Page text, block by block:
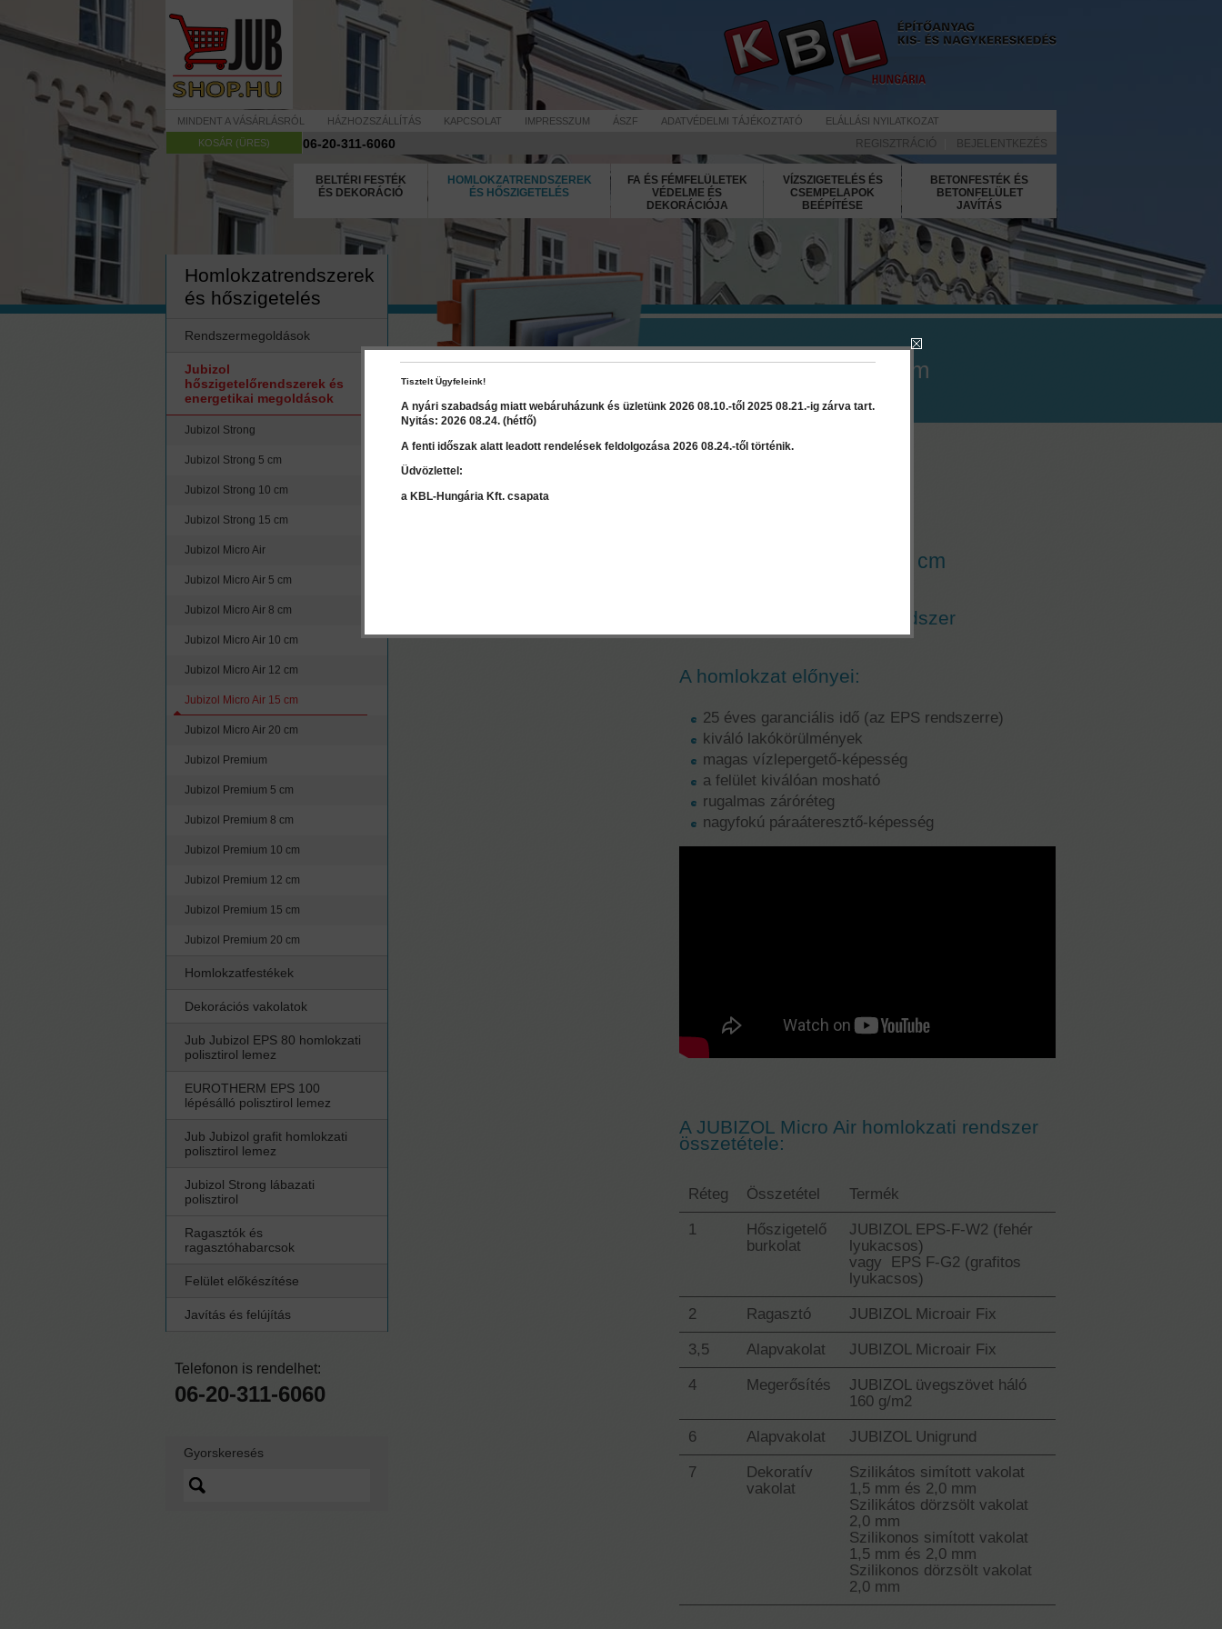
MINDENT A VÁSÁRLÁSRÓL HÁZHOZSZÁLLÍTÁS KAPCSOLAT IMPRESSZUM ÁSZF ADATVÉDELMI TÁJÉKOZTATÓ
ELÁLLÁSI NYILATKOZAT
KOSÁR (ÜRES)
06-20-311-6060 REGISZTRÁCIÓ BEJELENTKEZÉS
BELTÉRI FESTÉK
ÉS DEKORÁCIÓ
HOMLOKZATRENDSZEREK
ÉS HŐSZIGETELÉS
FA ÉS FÉMFELÜLETEK
VÉDELME ÉS
DEKORÁCIÓJA
VÍZSZIGETELÉS ÉS
CSEMPELAPOK
BEÉPÍTÉSE
BETONFESTÉK ÉS
BETONFELÜLET
JAVÍTÁS
Homlokzatrendszerek
és hőszigetelés
Rendszermegoldások
Jubizol
hőszigetelőrendszerek és
energetikai megoldások
Jubizol Strong
Jubizol Strong 5 cm
Jubizol Strong 10 cm
Jubizol Strong 15 cm
Jubizol Micro Air
Jubizol Micro Air 5 cm
Jubizol Micro Air 8 cm
Jubizol Micro Air 10 cm
Jubizol Micro Air 12 cm
Jubizol Micro Air 15 cm
Jubizol Micro Air 20 cm
Jubizol Premium
Jubizol Premium 5 cm
Jubizol Premium 8 cm
Jubizol Premium 10 cm
Jubizol Premium 12 cm
Jubizol Premium 15 cm
Jubizol Premium 20 cm
Homlokzatfestékek
Dekorációs vakolatok
Jub Jubizol EPS 80 homlokzati
polisztirol lemez
EUROTHERM EPS 100
lépésálló polisztirol lemez
Jub Jubizol grafit homlokzati
polisztirol lemez
Jubizol Strong lábazati
polisztirol
Ragasztók és
ragasztóhabarcsok
Felület előkészítése
Javítás és felújítás
Telefonon is rendelhet:
06-20-311-6060
Gyorskeresés
Jubizol Micro Air 15 cm
hőszigetelőrendszer - 15 cm
homlokzati hőszigetelőrendszer
A homlokzat előnyei:
25 éves garanciális idő (az EPS rendszerre)
kiváló lakókörülmények
magas vízlepergető-képesség
a felület kiválóan mosható
rugalmas záróréteg
nagyfokú páraáteresztő-képesség
A JUBIZOL Micro Air homlokzati rendszer
összetétele:
Réteg Összetétel Termék
1
Hőszigetelő
burkolat
JUBIZOL EPS-F-W2 (fehér
lyukacsos)
vagy EPS F-G2 (grafitos
lyukacsos)
2 Ragasztó JUBIZOL Microair Fix
3,5 Alapvakolat JUBIZOL Microair Fix
4 Megerősítés
JUBIZOL üvegszövet háló
160 g/m2
6 Alapvakolat JUBIZOL Unigrund
7
Dekoratív
vakolat
Szilikátos simított vakolat
1,5 mm és 2,0 mm
Szilikátos dörzsölt vakolat
2,0 mm
Szilikonos simított vakolat
1,5 mm és 2,0 mm
Szilikonos dörzsölt vakolat
2,0 mm
Szaktanácsadás / Árajánlat
Tisztelt Ügyfeleink!
A nyári szabadság miatt webáruházunk és üzletünk 2026 08.10.-től 2025 08.21.-ig zárva tart.
Nyitás: 2026 08.24. (hétfő)
A fenti időszak alatt leadott rendelések feldolgozása 2026 08.24.-től történik.
Üdvözlettel:
a KBL-Hungária Kft. csapata